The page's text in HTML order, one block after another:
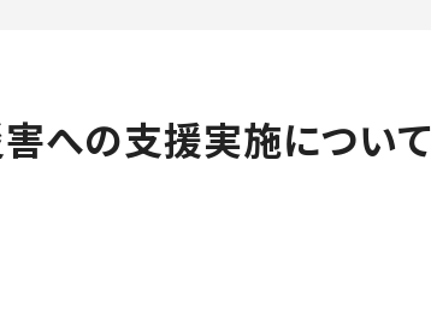
への支援実施について